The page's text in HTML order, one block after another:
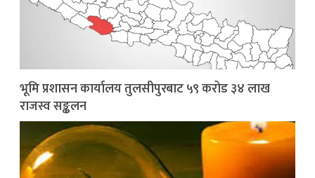
भूमि प्रशासन कार्यालय तुलसीपुरबाट ५९ करोड ३४ लाख
राजस्व सङ्कलन